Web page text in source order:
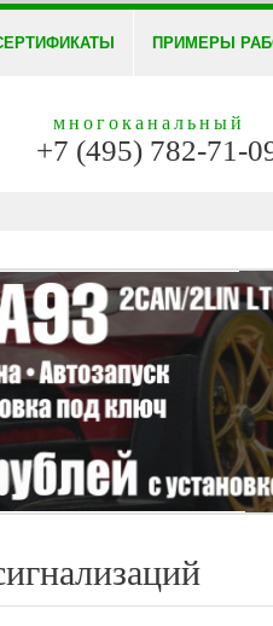
ПРИМЕРЫ
многоканальный
+7 (495) 782-71-